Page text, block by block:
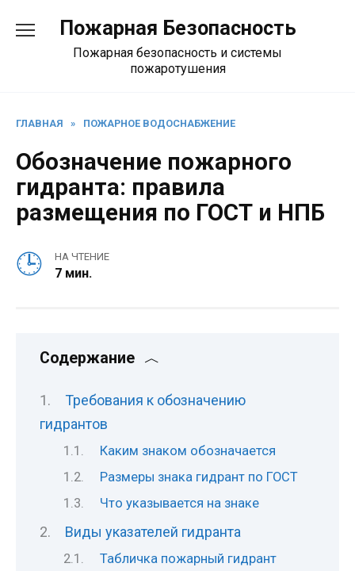
содержанию
Пожарная Безопасность
Пожарная безопасность и системы
пожаротушения
ГЛАВНАЯ » ПОЖАРНОЕ ВОДОСНАБЖЕНИЕ
Обозначение пожарного
гидранта: правила
размещения по ГОСТ и НПБ
НА ЧТЕНИЕ
7 мин.
Содержание
Требования к обозначению
гидрантов
Каким знаком обозначается
Размеры знака гидрант по ГОСТ
Что указывается на знаке
Виды указателей гидранта
Табличка пожарный гидрант